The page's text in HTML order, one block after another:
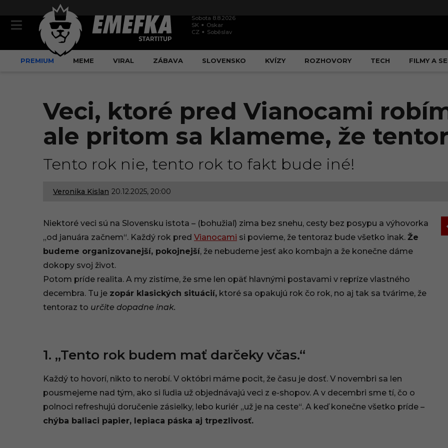
Sobota 8.8.2026
SK
Oskar
CZ
Soběslav
PREMIUM MEME VIRAL ZÁBAVA SLOVENSKO KVÍZY ROZHOVORY TECH FILMY A
Veci, ktoré pred Vianocami
ale pritom sa klameme, že
Tento rok nie, tento rok to fakt bude iné!
Veronika Kislan 20.12.2025, 20:00
2
1
.
2
2
,
1
Niektoré veci sú na Slovensku istota – (bohužiaľ) zima bez snehu, cesty bez posypu a výhovorka
„od januára začnem“. Každý rok pred Vianocami si povieme, že tentoraz bude všetko inak. Že
budeme organizovanejší, pokojnejší, že nebudeme jesť ako kombajn a že konečne dáme
dokopy svoj život.
Potom príde realita. A my zistíme, že sme len opäť hlavnými postavami v repríze vlastného
decembra. Tu je zopár klasických situácií, ktoré sa opakujú rok čo rok, no aj tak sa tvárime, že
tentoraz to určite dopadne inak.
1. „Tento rok budem mať darčeky včas.“
Každý to hovorí, nikto to nerobí. V októbri máme pocit, že času je dosť. V novembri sa len
pousmejeme nad tým, ako si ľudia už objednávajú veci z e-shopov. A v decembri sme tí, čo o
polnoci refreshujú doručenie zásielky, lebo kuriér „už je na ceste“. A keď konečne všetko príde –
chýba baliaci papier, lepiaca páska aj trpezlivosť.